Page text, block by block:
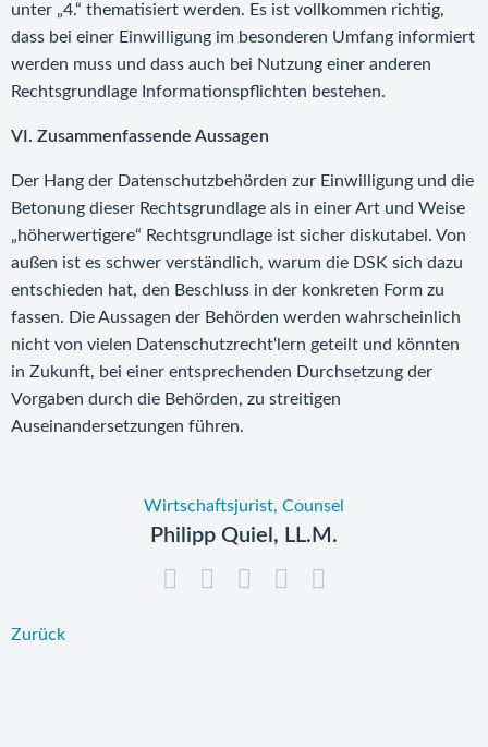
unter „4.“ thematisiert werden. Es ist vollkommen richtig,
dass bei einer Einwilligung im besonderen Umfang informiert
werden muss und dass auch bei Nutzung einer anderen
Rechtsgrundlage Informationspflichten bestehen.
VI. Zusammenfassende Aussagen
Der Hang der Datenschutzbehörden zur Einwilligung und die
Betonung dieser Rechtsgrundlage als in einer Art und Weise
„höherwertigere“ Rechtsgrundlage ist sicher diskutabel. Von
außen ist es schwer verständlich, warum die DSK sich dazu
entschieden hat, den Beschluss in der konkreten Form zu
fassen. Die Aussagen der Behörden werden wahrscheinlich
nicht von vielen Datenschutzrecht‘lern geteilt und könnten
in Zukunft, bei einer entsprechenden Durchsetzung der
Vorgaben durch die Behörden, zu streitigen
Auseinandersetzungen führen.
Wirtschaftsjurist, Counsel
Philipp Quiel, LL.M.
Zurück